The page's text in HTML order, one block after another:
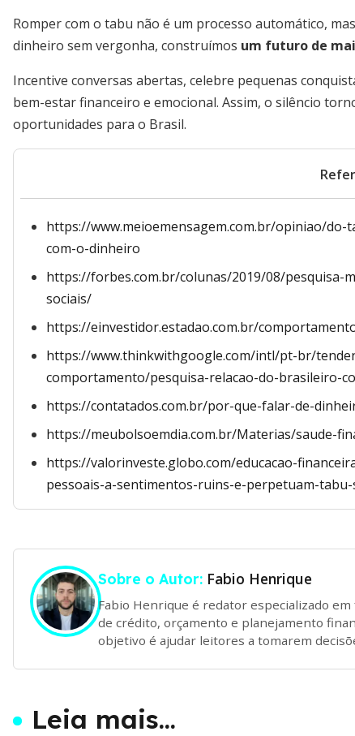
Romper com o tabu não é um processo automático,
dinheiro sem vergonha, construímos um futuro de
Incentive conversas abertas, celebre pequenas
bem-estar financeiro e emocional. Assim, o silêncio
oportunidades para o Brasil.
https://www.meioemensagem.com.br/opiniao/
com-o-dinheiro
https://forbes.com.br/colunas/2019/08/
sociais/
https://einvestidor.estadao.com.br/
https://www.thinkwithgoogle.com/intl/pt-br/
comportamento/pesquisa-relacao-do-brasileiro-
https://contatados.com.br/por-que-falar-de-
https://meubolsoemdia.com.br/Materias/saude-
https://valorinveste.globo.com/educacao-
pessoais-a-sentimentos-ruins-e-perpetuam-
Sobre o Autor: Fabio Henrique
Fabio Henrique é redator especializado
de crédito, orçamento e planejamento
objetivo é ajudar leitores a tomarem
Leia mais...